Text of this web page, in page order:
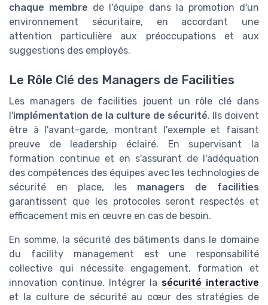
chaque membre de l'équipe dans la promotion d'un
environnement sécuritaire, en accordant une
attention particulière aux préoccupations et aux
suggestions des employés.
Le Rôle Clé des Managers de Facilities
Les managers de facilities jouent un rôle clé dans
l'implémentation de la culture de sécurité. Ils doivent
être à l'avant-garde, montrant l'exemple et faisant
preuve de leadership éclairé. En supervisant la
formation continue et en s'assurant de l'adéquation
des compétences des équipes avec les technologies de
sécurité en place, les managers de facilities
garantissent que les protocoles seront respectés et
efficacement mis en œuvre en cas de besoin.
En somme, la sécurité des bâtiments dans le domaine
du facility management est une responsabilité
collective qui nécessite engagement, formation et
innovation continue. Intégrer la sécurité interactive
et la culture de sécurité au cœur des stratégies de